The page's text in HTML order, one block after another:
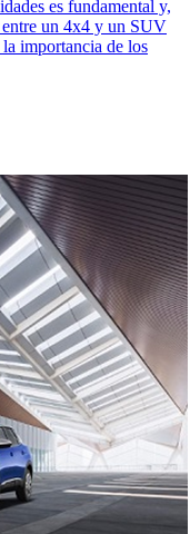
es fundamental y,
entre un 4x4 y un SUV
importancia de los